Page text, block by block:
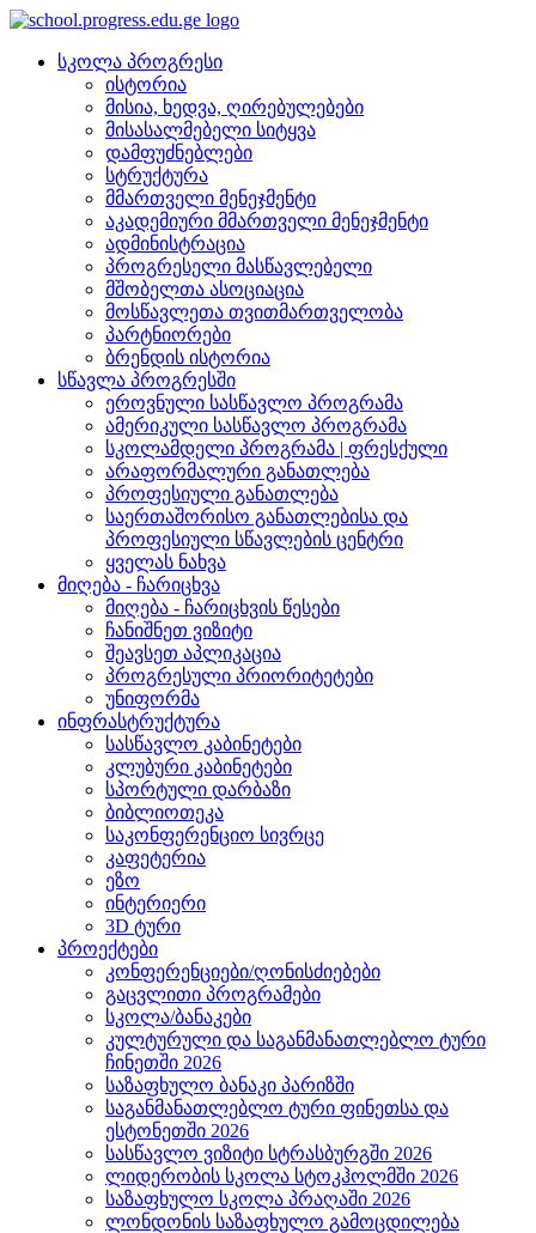
სკოლა პროგრესი
ისტორია
მისია, ხედვა, ღირებულებები
მისასალმებელი სიტყვა
დამფუძნებლები
სტრუქტურა
მმართველი მენეჯმენტი
აკადემიური მმართველი მენეჯმენტი
ადმინისტრაცია
პროგრესელი მასწავლებელი
მშობელთა ასოციაცია
მოსწავლეთა თვითმართველობა
პარტნიორები
ბრენდის ისტორია
სწავლა პროგრესში
ეროვნული სასწავლო პროგრამა
ამერიკული სასწავლო პროგრამა
სკოლამდელი პროგრამა | ფრესქული
არაფორმალური განათლება
პროფესიული განათლება
საერთაშორისო განათლებისა და
პროფესიული სწავლების ცენტრი
ყველას ნახვა
მიღება - ჩარიცხვა
მიღება - ჩარიცხვის წესები
ჩანიშნეთ ვიზიტი
შეავსეთ აპლიკაცია
პროგრესული პრიორიტეტები
უნიფორმა
ინფრასტრუქტურა
სასწავლო კაბინეტები
კლუბური კაბინეტები
სპორტული დარბაზი
ბიბლიოთეკა
საკონფერენციო სივრცე
კაფეტერია
ეზო
ინტერიერი
3D ტური
პროექტები
კონფერენციები/ღონისძიებები
გაცვლითი პროგრამები
სკოლა/ბანაკები
კულტურული და საგანმანათლებლო ტური
ჩინეთში 2026
საზაფხულო ბანაკი პარიზში
საგანმანათლებლო ტური ფინეთსა და
ესტონეთში 2026
სასწავლო ვიზიტი სტრასბურგში 2026
ლიდერობის სკოლა სტოკჰოლმში 2026
საზაფხულო სკოლა პრაღაში 2026
ლონდონის საზაფხულო გამოცდილება